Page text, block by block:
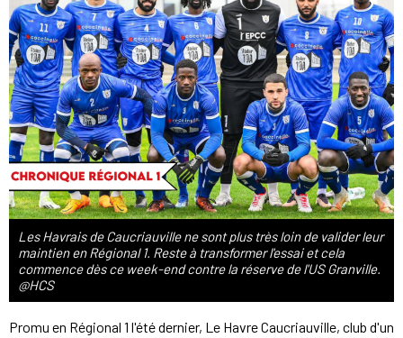
Les Havrais de Caucriauville ne sont plus très loin de valider leur
maintien en Régional 1. Reste à transformer l'essai et cela
commence dès ce week-end contre la réserve de l'US Granville.
@HCS
Promu en Régional 1 l'été dernier, Le Havre Caucriauville, club d'un